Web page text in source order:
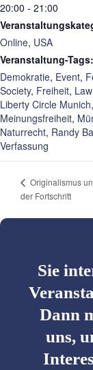
20:00 - 21:00
Online, USA
Veranstaltung-Tags:
Demokratie, Event,
Society, Freiheit,
Liberty Circle Munich,
Meinungsfreiheit,
Naturrecht, Randy
Verfassung
Originalismus
der Fortschritt
Sie
Dann
uns,